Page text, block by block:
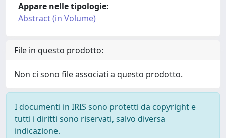
Appare nelle tipologie:
Abstract (in Volume)
File in questo prodotto:
Non ci sono file associati a questo prodotto.
I documenti in IRIS sono protetti da copyright e
tutti i diritti sono riservati, salvo diversa
indicazione.